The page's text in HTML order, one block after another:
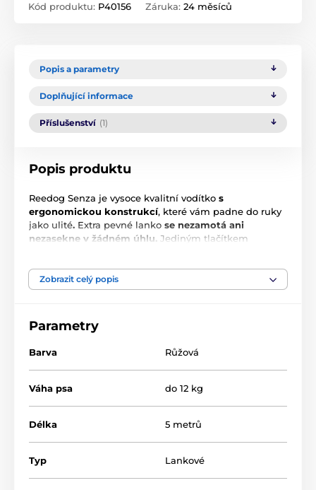
Kód produktu: P40156 Záruka: 24 měsíců
Popis a parametry
Doplňující informace
Příslušenství (1)
Popis produktu
Reedog Senza je vysoce kvalitní vodítko s
ergonomickou konstrukcí, které vám padne do ruky
jako ulité. Extra pevné lanko se nezamotá ani
nezasekne v žádném úhlu. Jediným tlačítkem
pohodlné a snadné zacházení
kontrolu. Kdo má psa ví, že rychlá reakce často
vycházce.
Zobrazit celý popis
Parametry
Barva Růžová
Váha psa do 12 kg
Délka 5 metrů
Typ Lankové